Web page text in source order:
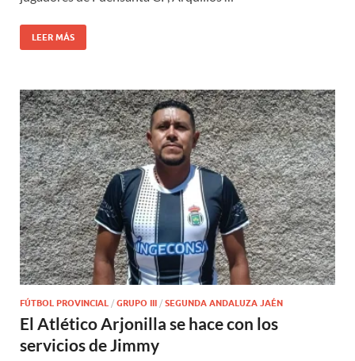
LEER MÁS
FÚTBOL PROVINCIAL / GRUPO III / SEGUNDA ANDALUZA JAÉN
El Atlético Arjonilla se hace con los
servicios de Jimmy